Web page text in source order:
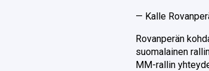
— Kalle
Rovanperän
suomalainen
MM-rallin